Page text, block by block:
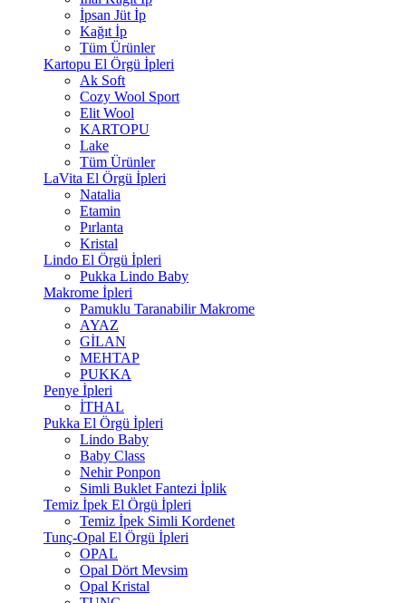
İpsan Jüt İp
Kağıt İp
Tüm Ürünler
Kartopu El Örgü İpleri
Ak Soft
Cozy Wool Sport
Elit Wool
KARTOPU
Lake
Tüm Ürünler
LaVita El Örgü İpleri
Natalia
Etamin
Pırlanta
Kristal
Lindo El Örgü İpleri
Pukka Lindo Baby
Makrome İpleri
Pamuklu Taranabilir Makrome
AYAZ
GİLAN
MEHTAP
PUKKA
Penye İpleri
İTHAL
Pukka El Örgü İpleri
Lindo Baby
Baby Class
Nehir Ponpon
Simli Buklet Fantezi İplik
Temiz İpek El Örgü İpleri
Temiz İpek Simli Kordenet
Tunç-Opal El Örgü İpleri
OPAL
Opal Dört Mevsim
Opal Kristal